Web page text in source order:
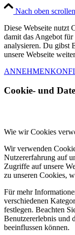
Nach oben scrollen
Diese Webseite nutzt
damit das Angebot für
analysieren. Du gibst
unsere Webseite
ANNEHMEN
Cookie- und
Wie wir Cookies
Wir verwenden
Nutzererfahrung auf
Zugriffe auf unsere
zu unseren Cookies,
Für mehr
verschiedenen
festlegen. Beachten
Benutzererlebnis und
beeinflussen können.